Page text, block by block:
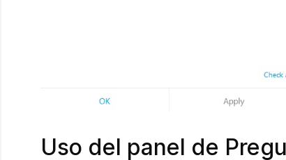
Uso del panel de